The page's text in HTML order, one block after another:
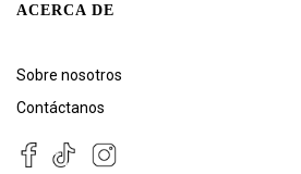
ACERCA DE
Sobre nosotros
Contáctanos